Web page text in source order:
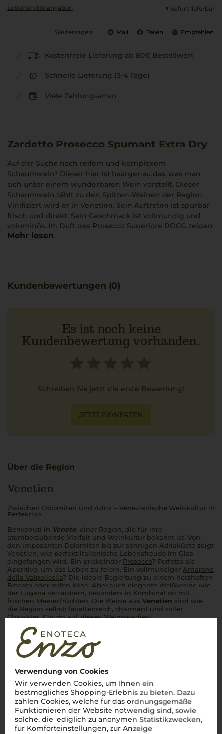
Verwendung von Cookies
Wir verwenden Cookies, um Ihnen ein
bestmögliches Shopping-Erlebnis zu bieten. Dazu
zählen Cookies, welche für das ordnungsgemäße
Funktionieren der Website notwendig sind, sowie
solche, die lediglich zu anonymen Statistikzwecken,
für Komforteinstellungen, zur Anzeige
Lebensmittel­angaben Sofort lieferbar
Weitersagen: Mail Teilen Empfehlen
Kostenfreie Lieferung ab 80€ Bestellwert
Schnelle Lieferung (3-4 Tage)
Viele Zahlungsarten
Zardetto Prosecco Spumant Extra Dry
Auf der Suche nach reifem und komplexem
Schaumwein? Dieser hier ist haargenau das, was man
sich unter einem wunderbaren Wein vorstellt. Dieser
Schaumwein zählt zu den Spitzen-Weinen der Region.
Vinifiziert wird er in Venetien. Sein Auftreten ist spürbar
frisch und direkt. Sein Geschmack ist vollmundig und
voluminös. Im Duft des Prosecco Superiore DOCG zeigen
sich Melone, Apfel und Birne. Und noch mehr bietet er
Mehr lesen
Kundenbewertungen (0)
Es ist noch keine
Kundenbewertung vorhanden.
Schreiben Sie jetzt die erste Bewertung!
JETZT BEWERTEN
Über die Region
Venetien
Zwischen Dolomiten und Adria – Venezianische Weinkultur in
Perfektion
Benvenuti in Veneto, einer Region, die für ihre
atemberaubende Vielfalt und Weinkultur bekannt ist. Von
den imposanten Dolomiten bis zur sonnigen Adriaküste zeigt
Venetien, wie perfekt italienische Lebensfreude im Glas
eingefangen wird. Ein prickelnder Prosecco? Perfetto als
Aperitivo, um das Leben zu feiern. Ein vollmundiger Amarone
della Valpolicella? Die ideale Begleitung zu einem herzhaften
Brasato oder reifen Käse. Aber auch elegante Weißweine wie
der Lugana verzaubern, besonders in Kombination mit
frischen Meeresfrüchten. Die Weine aus Venetien sind wie
die Region selbst: facettenreich, charmant und voller
Charakter.Cin cinauf dieses Weinparadies!
Mehr Weine aus Venetien